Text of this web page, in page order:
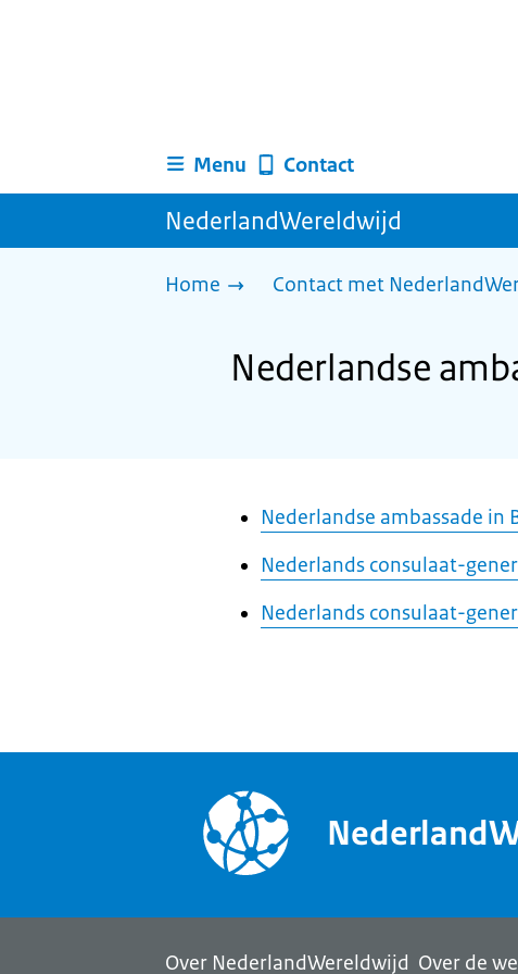
Menu Contact
NederlandWereldwijd
Home Contact met
Nederlandse
Nederlandse ambassade in
Nederlands consulaat-
Nederlands consulaat-
Over NederlandWereldwijd Over de